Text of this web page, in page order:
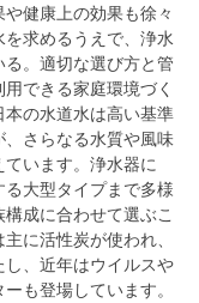
健康上の効果も徐々
求めるうえで、浄水
。適切な選び方と管
できる家庭環境づく
の水道水は高い基準
さらなる水質や風味
います。浄水器に
大型タイプまで多様
成に合わせて選ぶこ
に活性炭が使われ、
、近年はウイルスや
も登場しています。